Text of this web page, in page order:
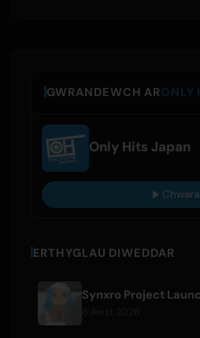
GWRANDEWCH ARONLY
Only Hits Japan
ERTHYGLAU DIWEDDAR